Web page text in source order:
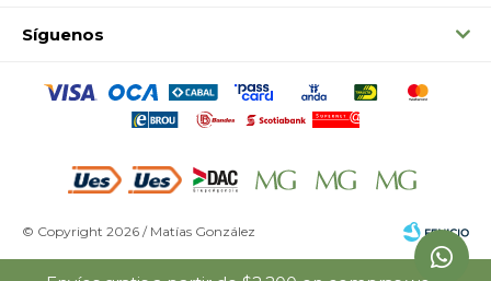
Síguenos
© Copyright 2026 / Matías González